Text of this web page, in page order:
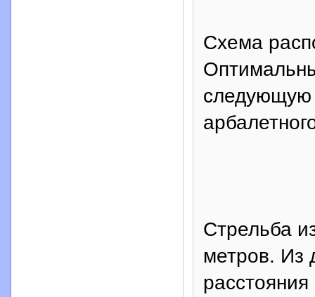
Схема
следующую
Стрельба
метров. Из